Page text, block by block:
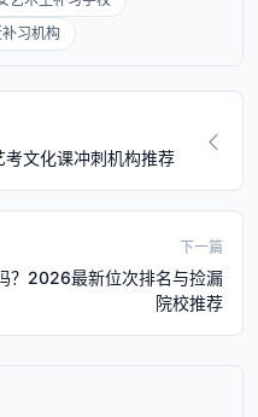
习机构
文化课冲刺机构推荐
下一篇
？2026最新位次排名与捡漏
院校推荐